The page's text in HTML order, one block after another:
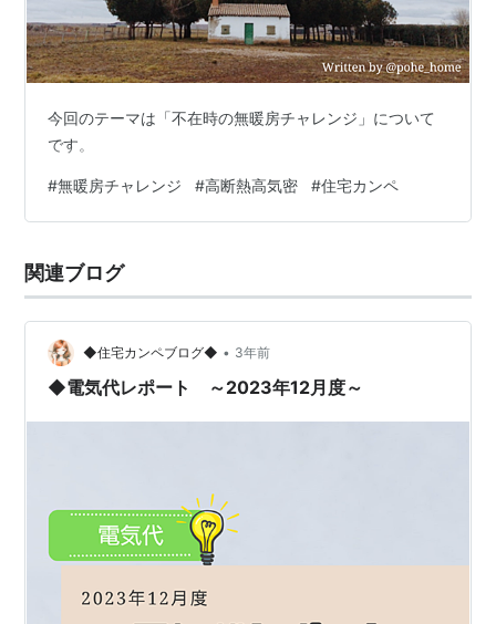
今回のテーマは「不在時の無暖房チャレンジ」について
です。
#無暖房チャレンジ #高断熱高気密 #住宅カンペ
関連ブログ
◆住宅カンペブログ◆ • 3年前
◆電気代レポート ～2023年12月度～